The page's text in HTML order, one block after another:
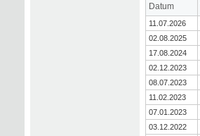
Datum
11.07.2026
02.08.2025
17.08.2024
02.12.2023
08.07.2023
11.02.2023
07.01.2023
03.12.2022